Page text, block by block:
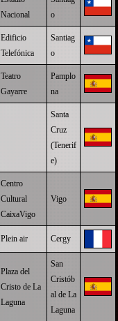
Nacional
o
Edificio
Telefónica
Santiag
o
Teatro
Gayarre
Pamplo
na
Santa
Cruz
(Tenerif
e)
Centro
Cultural
CaixaVigo
Vigo
Plein air Cergy
Plaza del
Cristo de La
Laguna
San
Cristób
al de La
Laguna